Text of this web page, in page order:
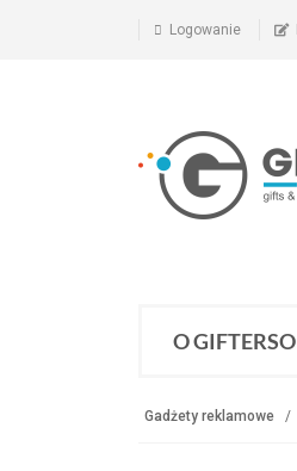
Logowanie
O GIFTERSO
Gadżety reklamowe